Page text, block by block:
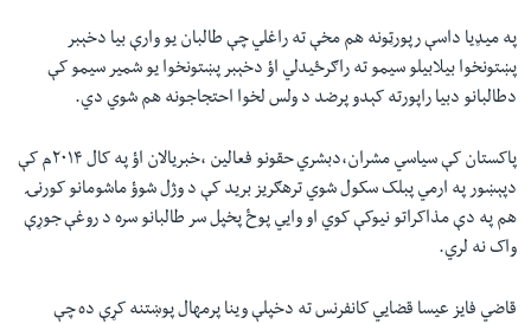
په میډيا داسې رپورټونه هم مخې ته راغلي چې طالبان یو وارې بیا دخېبر
پښتونخوا بیلابیلو سیمو ته راګرځیدلي اؤ دخېبر پښتونخوا یو شمیر سیمو کې
دطالبانو دبیا راپورته کېدو پرضد د ولس لخوا احتجاجونه هم شوي دي.
پاکستان کې سیاسي مشران،دبشري حقونو فعالین ،خبریالان اؤ په کال ۲۰۱۴م کې
دپېښور په ارمي پبلک سکول شوي ترهګریز برید کې د وژل شوؤ ماشومانو کورنۍ
هم په دې مذاکراتو نیوکې کوي او وایي پوځ پخپل سر طالبانو سره د روغې جوړې
واک نه لري.
قاضي فایز عیسا قضایي کانفرنس ته دخپلې وینا پرمهال پوښتنه کړې ده چې